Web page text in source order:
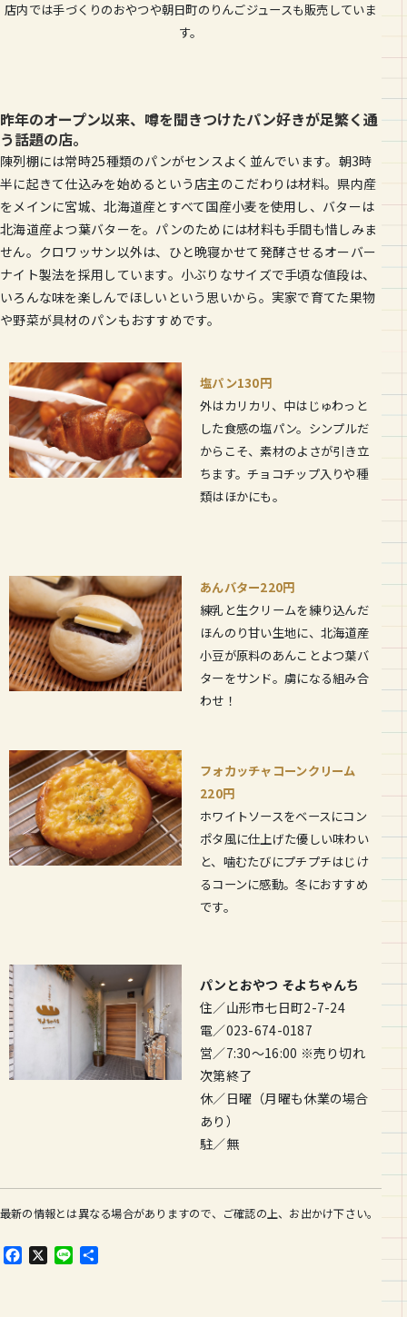
店内では手づくりのおやつや朝日町のりんごジュースも販売していま
す。
昨年のオープン以来、噂を聞きつけたパン好きが足繁く通
う話題の店。
陳列棚には常時25種類のパンがセンスよく並んでいます。朝3時
半に起きて仕込みを始めるという店主のこだわりは材料。県内産
をメインに宮城、北海道産とすべて国産小麦を使用し、バターは
北海道産よつ葉バターを。パンのためには材料も手間も惜しみま
せん。クロワッサン以外は、ひと晩寝かせて発酵させるオーバー
ナイト製法を採用しています。小ぶりなサイズで手頃な値段は、
いろんな味を楽しんでほしいという思いから。実家で育てた果物
や野菜が具材のパンもおすすめです。
塩パン130円
外はカリカリ、中はじゅわっと
した食感の塩パン。シンプルだ
からこそ、素材のよさが引き立
ちます。チョコチップ入りや種
類はほかにも。
あんバター220円
練乳と生クリームを練り込んだ
ほんのり甘い生地に、北海道産
小豆が原料のあんことよつ葉バ
ターをサンド。虜になる組み合
わせ！
フォカッチャコーンクリーム
220円
ホワイトソースをベースにコン
ポタ風に仕上げた優しい味わい
と、噛むたびにプチプチはじけ
るコーンに感動。冬におすすめ
です。
パンとおやつ そよちゃんち
住／山形市七日町2-7-24
電／023-674-0187
営／7:30～16:00 ※売り切れ
次第終了
休／日曜（月曜も休業の場合
あり）
駐／無
最新の情報とは異なる場合がありますので、ご確認の上、お出かけ下さい。
F
X
L